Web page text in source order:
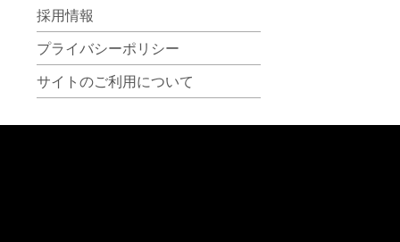
採用情報
プライバシーポリシー
サイトのご利用について